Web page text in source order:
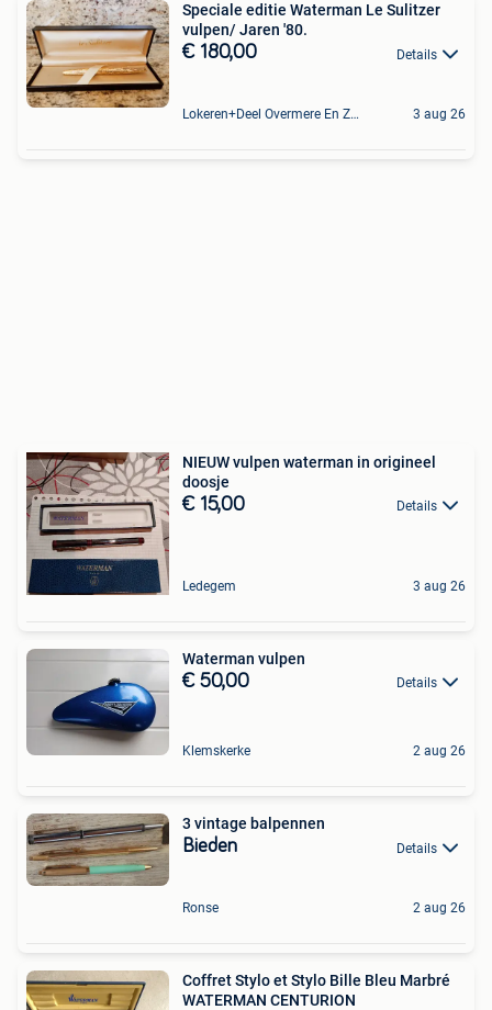
Speciale editie Waterman Le Sulitzer
vulpen/ Jaren '80.
€ 180,00 Details
Lokeren+Deel Overmere En Zele 3 aug 26
NIEUW vulpen waterman in origineel
doosje
€ 15,00 Details
Ledegem 3 aug 26
Waterman vulpen
€ 50,00 Details
Klemskerke 2 aug 26
3 vintage balpennen
Bieden Details
Ronse 2 aug 26
Coffret Stylo et Stylo Bille Bleu Marbré
WATERMAN CENTURION